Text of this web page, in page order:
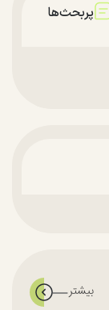
پربحث‌ها